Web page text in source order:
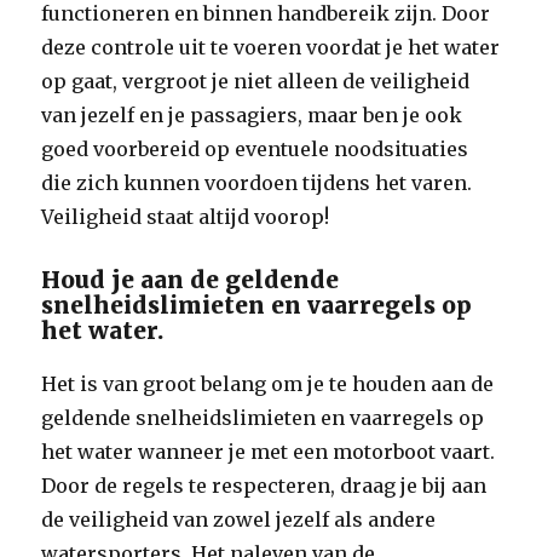
functioneren en binnen handbereik zijn. Door
deze controle uit te voeren voordat je het water
op gaat, vergroot je niet alleen de veiligheid
van jezelf en je passagiers, maar ben je ook
goed voorbereid op eventuele noodsituaties
die zich kunnen voordoen tijdens het varen.
Veiligheid staat altijd voorop!
Houd je aan de geldende
snelheidslimieten en vaarregels op
het water.
Het is van groot belang om je te houden aan de
geldende snelheidslimieten en vaarregels op
het water wanneer je met een motorboot vaart.
Door de regels te respecteren, draag je bij aan
de veiligheid van zowel jezelf als andere